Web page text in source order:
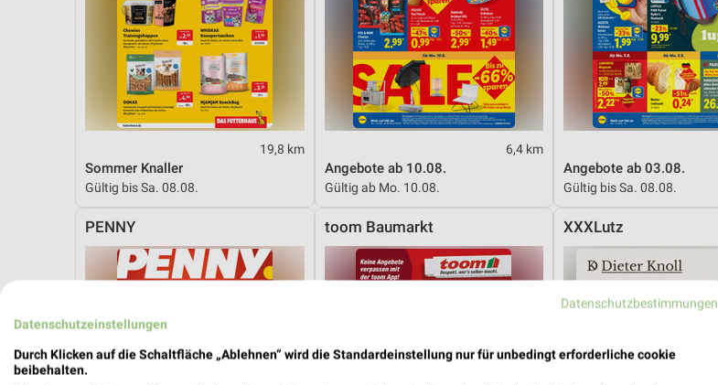
19,8 km
Sommer Knaller
Gültig bis Sa. 08.08.
6,4 km
Angebote ab 10.08.
Gültig ab Mo. 10.08.
Angebote ab 03.08.
Gültig bis Sa. 08.08.
PENNY toom Baumarkt XXXLutz
Datenschutzbestimmungen
Datenschutzeinstellungen
Durch Klicken auf die Schaltfläche „Ablehnen“ wird die Standardeinstellung nur für unbedingt erforderliche cookie
beibehalten.